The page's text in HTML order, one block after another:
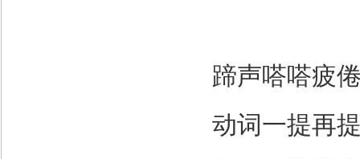
蹄声嗒嗒疲
动词一提再